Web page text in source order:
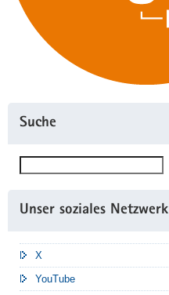
Suche
Suchen
Unser soziales Netzwerk
X
YouTube